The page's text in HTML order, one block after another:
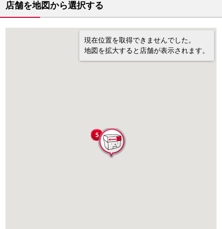
店舗を地図から選択する
現在位置を取得できませんでした。
地図を拡大すると店舗が表示されます。